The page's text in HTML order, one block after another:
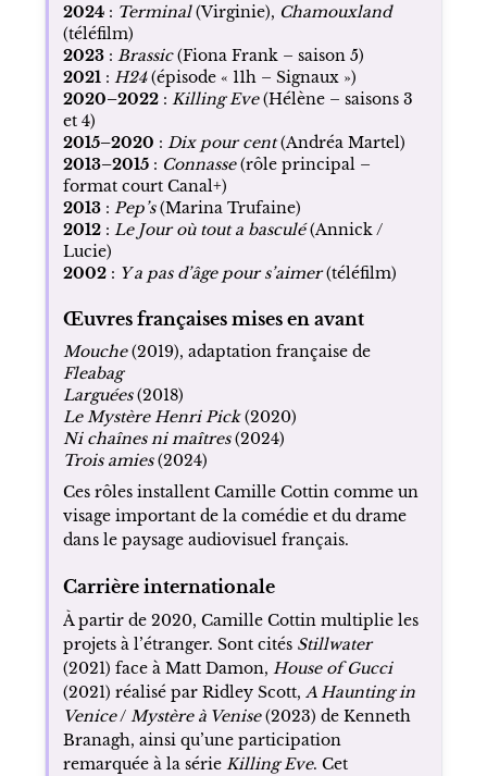
2024: Terminal(Virginie), Chamouxland
(téléfilm)
2023: Brassic(Fiona Frank – saison 5)
2021: H24(épisode « 11h – Signaux »)
2020–2022: Killing Eve(Hélène – saisons 3
et 4)
2015–2020 : Dix pour cent(Andréa Martel)
2013–2015: Connasse(rôle principal –
format court Canal+)
2013: Pep’s(Marina Trufaine)
2012: Le Jour où tout a basculé(Annick /
Lucie)
2002: Y a pas d’âge pour s’aimer(téléfilm)
Œuvres françaises mises en avant
Mouche(2019), adaptation française de
Fleabag
Larguées(2018)
Le Mystère Henri Pick(2020)
Ni chaînes ni maîtres(2024)
Trois amies(2024)
Ces rôles installent Camille Cottin comme un
visage important de la comédie et du drame
dans le paysage audiovisuel français.
Carrière internationale
À partir de 2020, Camille Cottin multiplie les
projets à l’étranger. Sont cités Stillwater
(2021) face à Matt Damon, House of Gucci
(2021) réalisé par Ridley Scott, A Haunting in
Venice/ Mystère à Venise(2023) de Kenneth
Branagh, ainsi qu’une participation
remarquée à la série Killing Eve. Cet